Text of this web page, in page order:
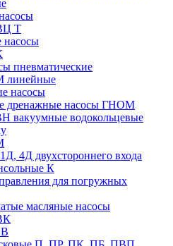
Т
насосы
пневматические
линейные
насосы
дренажные насосы ГНОМ
вакуумные водокольцевые
4Д двухстороннего входа
К
для погружных
масляные насосы